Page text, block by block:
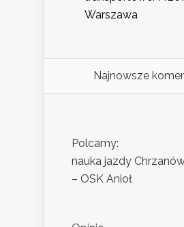
Warszawa
Najnowsze
Polcamy:
nauka jazdy
– OSK Anioł